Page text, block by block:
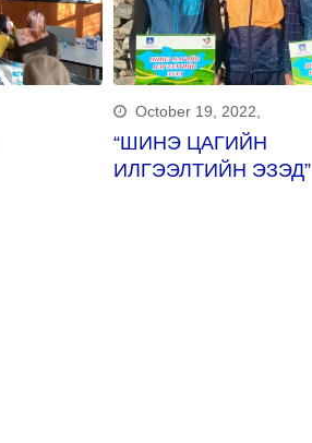
October 19, 2022,
“ШИНЭ ЦАГИЙН
ИЛГЭЭЛТИЙН ЭЗЭД”